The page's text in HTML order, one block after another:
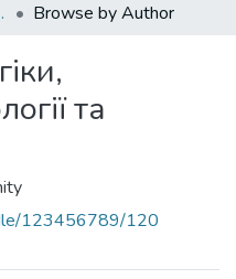
Browse by Author
та
123456789/120